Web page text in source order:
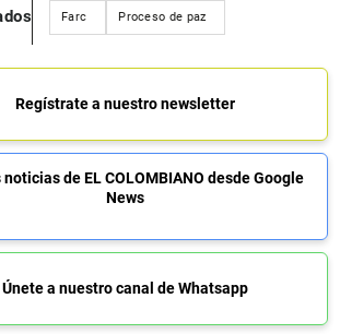
Farc Proceso de paz
Regístrate a nuestro newsletter
de EL COLOMBIANO desde Google
News
Únete a nuestro canal de Whatsapp